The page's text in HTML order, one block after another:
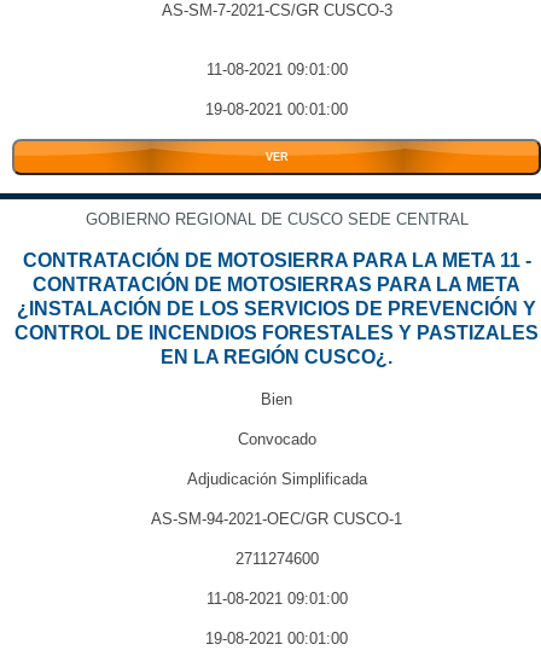
AS-SM-7-2021-CS/GR CUSCO-3
11-08-2021 09:01:00
19-08-2021 00:01:00
VER
GOBIERNO REGIONAL DE CUSCO SEDE CENTRAL
CONTRATACIÓN DE MOTOSIERRA PARA LA META 11 -
CONTRATACIÓN DE MOTOSIERRAS PARA LA META
¿INSTALACIÓN DE LOS SERVICIOS DE PREVENCIÓN Y
CONTROL DE INCENDIOS FORESTALES Y PASTIZALES
EN LA REGIÓN CUSCO¿.
Bien
Convocado
Adjudicación Simplificada
AS-SM-94-2021-OEC/GR CUSCO-1
2711274600
11-08-2021 09:01:00
19-08-2021 00:01:00